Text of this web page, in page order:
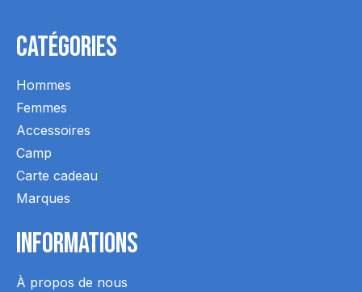
Catégories
Hommes
Femmes
Accessoires
Camp
Carte cadeau
Marques
Informations
À propos de nous